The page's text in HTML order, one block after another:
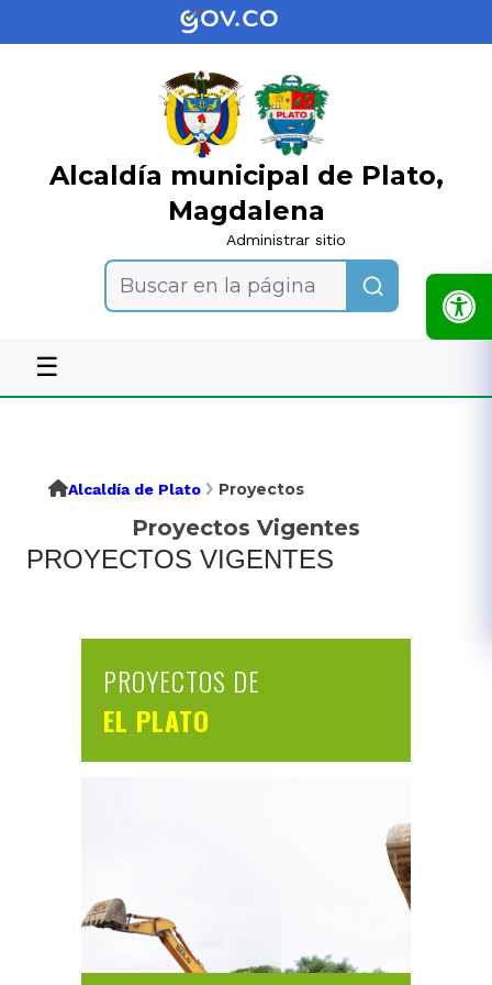
Alcaldía municipal de Plato,
Magdalena
Administrar sitio
Buscar en la página
☰
Alcaldía de Plato Proyectos
Proyectos Vigentes
PROYECTOS VIGENTES